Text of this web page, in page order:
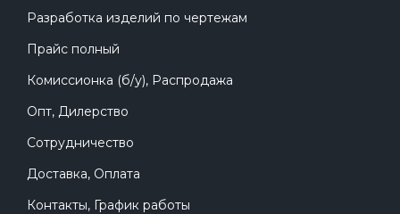
Разработка изделий по чертежам
Прайс полный
Комиссионка (б/у), Распродажа
Опт, Дилерство
Сотрудничество
Доставка, Оплата
Контакты, График работы